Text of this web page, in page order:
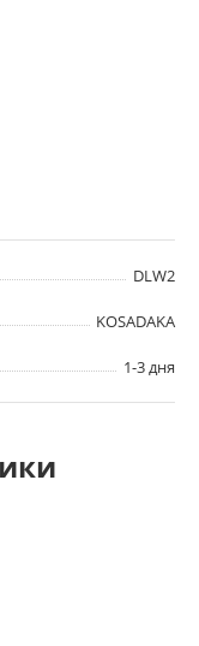
DLW2
KOSADAKA
1-3 дня